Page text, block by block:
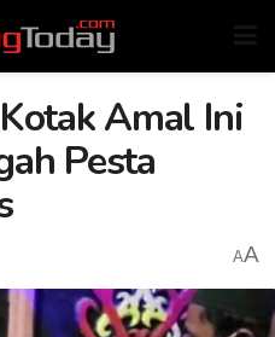
Amal Ini
Pesta
AA